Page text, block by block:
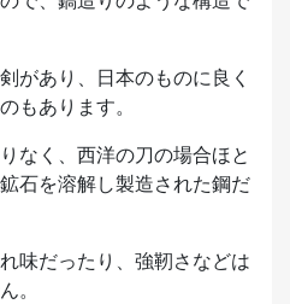
があり、日本のものに良く
もあります。
なく、西洋の刀の場合ほと
石を溶解し製造された鋼だ
味だったり、強靭さなどは
。